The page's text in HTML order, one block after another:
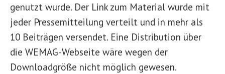
genutzt wurde. Der Link zum Material wurde mit
jeder Pressemitteilung verteilt und in mehr als
10 Beiträgen versendet. Eine Distribution über
die WEMAG-Webseite wäre wegen der
Downloadgröße nicht möglich gewesen.